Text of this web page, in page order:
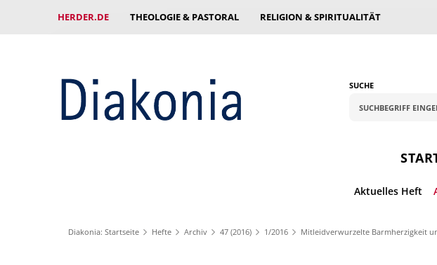
HERDER.DE THEOLOGIE & PASTORAL RELIGION & SPIRITUALITÄT
SUCHE
Aktuelles Heft
Diakonia: Startseite Hefte Archiv 47 (2016) 1/2016 Mitleidverwurzelte Barmherzigkeit